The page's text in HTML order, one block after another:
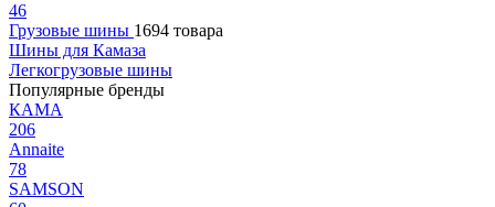
46
Грузовые шины 1694 товара
Шины для Камаза
Легкогрузовые шины
Популярные бренды
КАМА
206
Annaite
78
SAMSON